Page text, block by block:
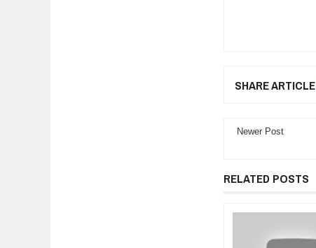
SHARE ARTICLE
Newer Post
RELATED POSTS